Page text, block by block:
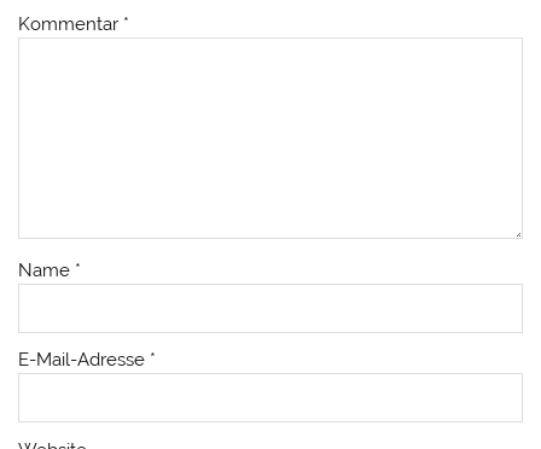
Kommentar *
Name *
E-Mail-Adresse *